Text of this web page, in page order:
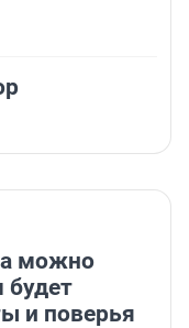
можно
будет
и поверья